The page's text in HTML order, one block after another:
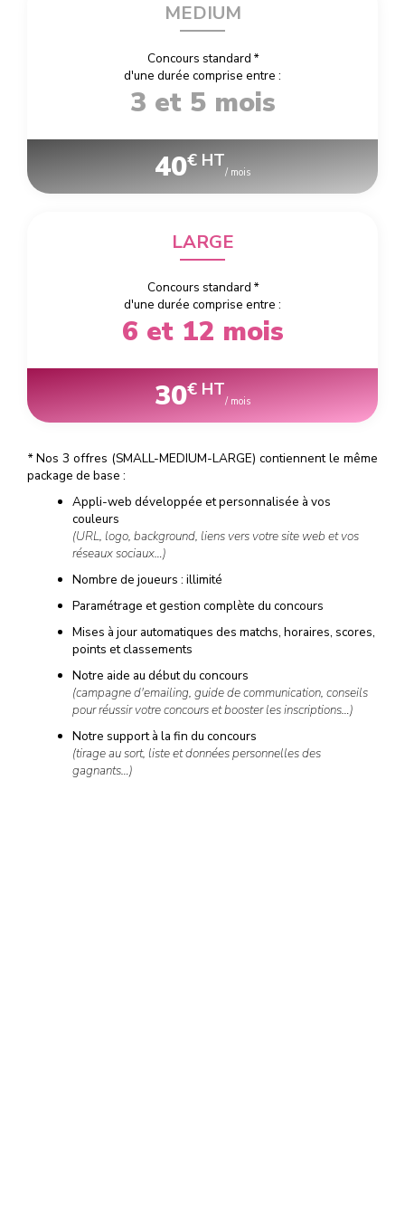
MEDIUM
Concours standard *
d'une durée comprise entre :
3 et 5 mois
40€ HT
/ mois
LARGE
Concours standard *
d'une durée comprise entre :
6 et 12 mois
30€ HT
/ mois
*Nos 3 offres (SMALL-MEDIUM-LARGE) contiennent le même
package de base :
Appli-web développée et personnalisée à vos
couleurs
(URL, logo, background, liens vers votre site web et vos
réseaux sociaux…)
Nombre de joueurs : illimité
Paramétrage et gestion complète du concours
Mises à jour automatiques des matchs, horaires, scores,
points et classements
Notre aide au début du concours
(campagne d'emailing, guide de communication, conseils
pour réussir votre concours et booster les inscriptions…)
Notre support à la fin du concours
(tirage au sort, liste et données personnelles des
gagnants…)